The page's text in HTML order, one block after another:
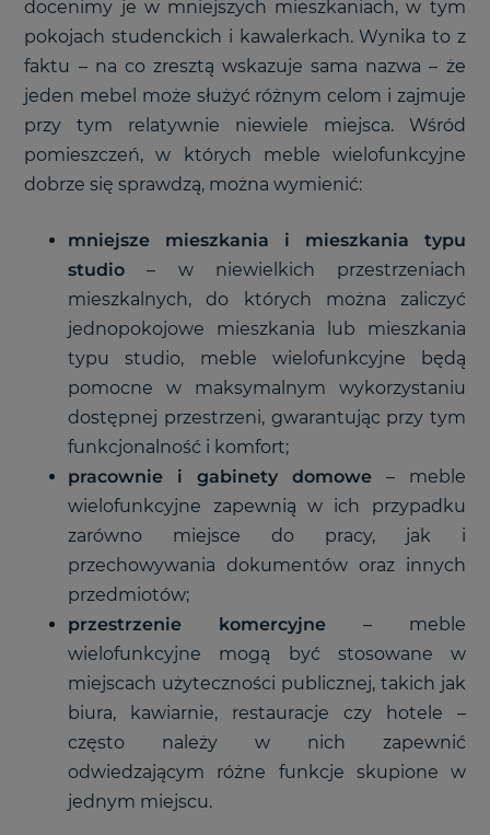
docenimy je w mniejszych mieszkaniach, w tym
pokojach studenckich i kawalerkach. Wynika to z
faktu – na co zresztą wskazuje sama nazwa – że
jeden mebel może służyć różnym celom i zajmuje
przy tym relatywnie niewiele miejsca. Wśród
pomieszczeń, w których meble wielofunkcyjne
dobrze się sprawdzą, można wymienić:
mniejsze mieszkania i mieszkania typu
studio– w niewielkich przestrzeniach
mieszkalnych, do których można zaliczyć
jednopokojowe mieszkania lub mieszkania
typu studio, meble wielofunkcyjne będą
pomocne w maksymalnym wykorzystaniu
dostępnej przestrzeni, gwarantując przy tym
funkcjonalność i komfort;
pracownie i gabinety domowe– meble
wielofunkcyjne zapewnią w ich przypadku
zarówno miejsce do pracy, jak i
przechowywania dokumentów oraz innych
przedmiotów;
przestrzenie komercyjne – meble
wielofunkcyjne mogą być stosowane w
miejscach użyteczności publicznej, takich jak
biura, kawiarnie, restauracje czy hotele –
często należy w nich zapewnić
odwiedzającym różne funkcje skupione w
jednym miejscu.